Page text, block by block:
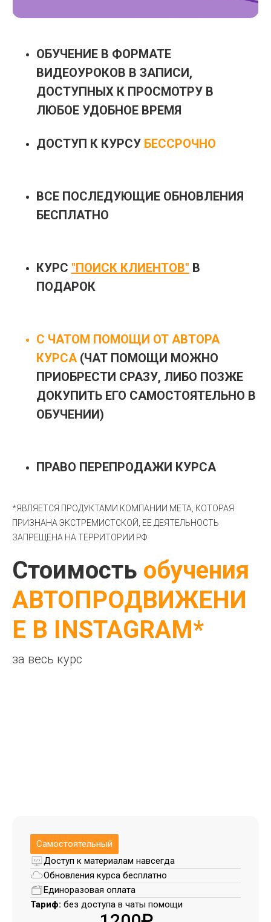
ОБУЧЕНИЕ В ФОРМАТЕ
ВИДЕОУРОКОВ В ЗАПИСИ,
ДОСТУПНЫХ К ПРОСМОТРУ В
ЛЮБОЕ УДОБНОЕ ВРЕМЯ
ДОСТУП К КУРСУ БЕССРОЧНО
ВСЕ ПОСЛЕДУЮЩИЕ ОБНОВЛЕНИЯ
БЕСПЛАТНО
КУРС "ПОИСК КЛИЕНТОВ" В
ПОДАРОК
С ЧАТОМ ПОМОЩИ ОТ АВТОРА
КУРСА(ЧАТ ПОМОЩИ МОЖНО
ПРИОБРЕСТИ СРАЗУ, ЛИБО ПОЗЖЕ
ДОКУПИТЬ ЕГО САМОСТОЯТЕЛЬНО В
ОБУЧЕНИИ)
ПРАВО ПЕРЕПРОДАЖИ КУРСА
*ЯВЛЯЕТСЯ ПРОДУКТАМИ КОМПАНИИ META, КОТОРАЯ
ПРИЗНАНА ЭКСТРЕМИСТСКОЙ, ЕЕ ДЕЯТЕЛЬНОСТЬ
ЗАПРЕЩЕНА НА ТЕРРИТОРИИ РФ
Стоимость обучения
АВТОПРОДВИЖЕНИ
Е В INSTAGRAM*
за весь курс
Самостоятельный
Доступ к материалам навсегда
Обновления курса бесплатно
Единоразовая оплата
Тариф: без доступа в чаты помощи